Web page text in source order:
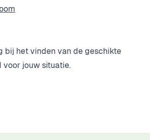
bij het vinden van de geschikte
voor jouw situatie.